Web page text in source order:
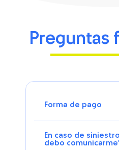
Preguntas
Forma de pago
En caso de
debo